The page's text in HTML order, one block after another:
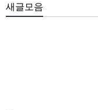
새글모음